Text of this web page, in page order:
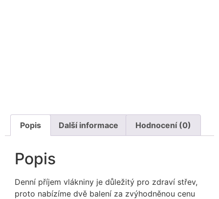
Popis Další informace Hodnocení (0)
Popis
Denní příjem vlákniny je důležitý pro zdraví střev,
proto nabízíme dvě balení za zvýhodněnou cenu